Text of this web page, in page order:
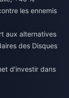
les ennemis
aux alternatives
des Disques
d'investir dans